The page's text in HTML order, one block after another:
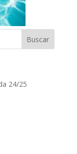
24/25